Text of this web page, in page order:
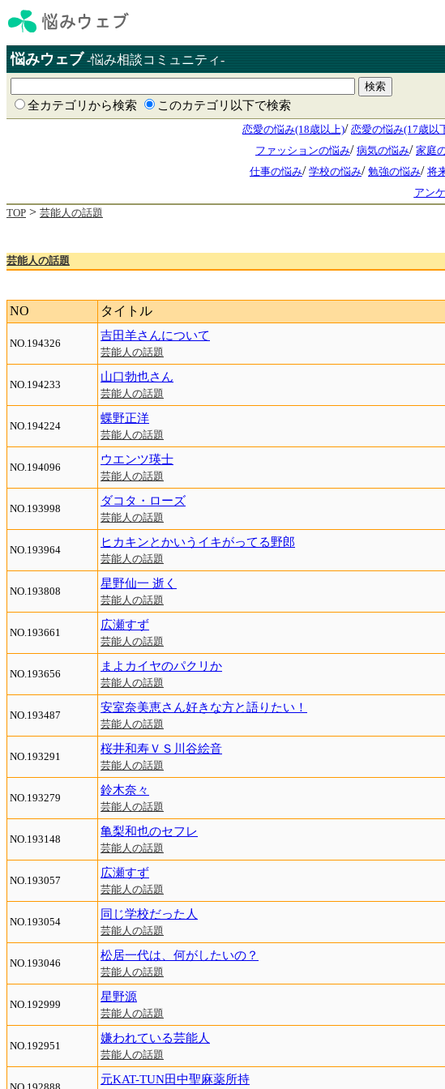
悩みウェブ -悩み相談コミュニティ-
全カテゴリから検索 このカテゴリ以下で検索
恋愛の悩み(18歳以上)/ 恋愛の悩み(17歳以
ファッションの悩み/ 病気の悩み/ 家庭
仕事の悩み/ 学校の悩み/ 勉強の悩み/ 将
アン
TOP > 芸能人の話題
芸能人の話題
NO
タイトル
NO.194326
吉田羊さんについて
芸能人の話題
NO.194233
山口勃也さん
芸能人の話題
NO.194224
蝶野正洋
芸能人の話題
NO.194096
ウエンツ瑛士
芸能人の話題
NO.193998
ダコタ・ローズ
芸能人の話題
NO.193964
ヒカキンとかいうイキがってる野郎
芸能人の話題
NO.193808
星野仙一 逝く
芸能人の話題
NO.193661
広瀬すず
芸能人の話題
NO.193656
まよカイヤのパクリか
芸能人の話題
NO.193487
安室奈美恵さん好きな方と語りたい！
芸能人の話題
NO.193291
桜井和寿ＶＳ川谷絵音
芸能人の話題
NO.193279
鈴木奈々
芸能人の話題
NO.193148
亀梨和也のセフレ
芸能人の話題
NO.193057
広瀬すず
芸能人の話題
NO.193054
同じ学校だった人
芸能人の話題
NO.193046
松居一代は、何がしたいの？
芸能人の話題
NO.192999
星野源
芸能人の話題
NO.192951
嫌われている芸能人
芸能人の話題
元KAT-TUN田中聖麻薬所持